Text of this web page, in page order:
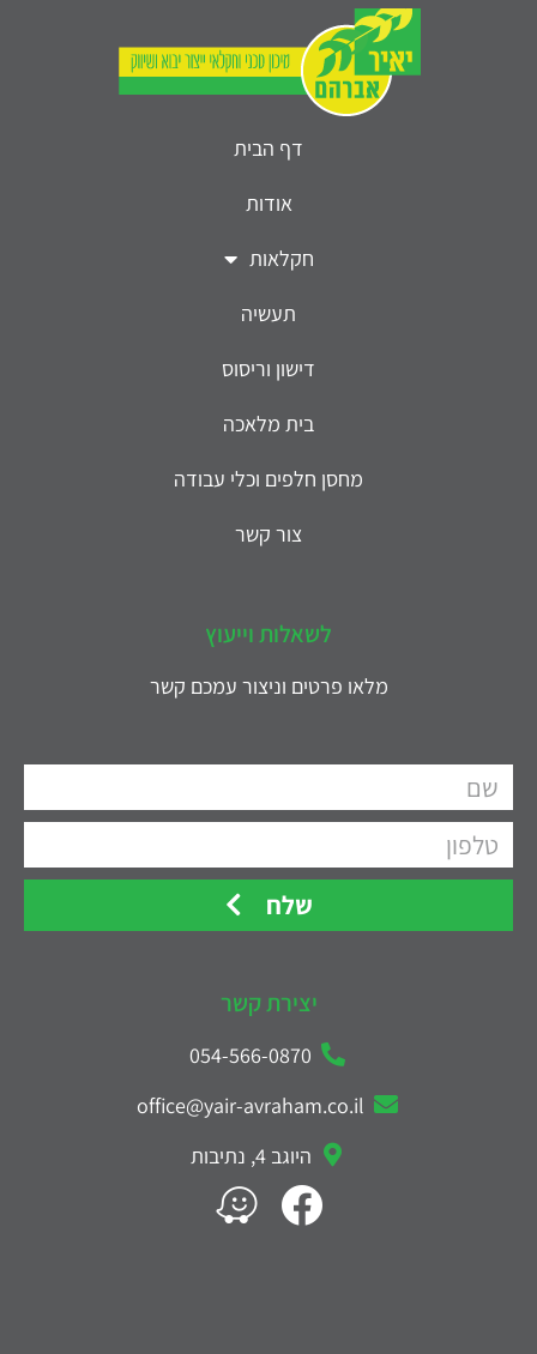
דף הבית
אודות
חקלאות
תעשיה
דישון וריסוס
בית מלאכה
מחסן חלפים וכלי עבודה
צור קשר
לשאלות וייעוץ
מלאו פרטים וניצור עמכם קשר
שלח
יצירת קשר
054-566-0870
office@yair-avraham.co.il
היוגב 4, נתיבות